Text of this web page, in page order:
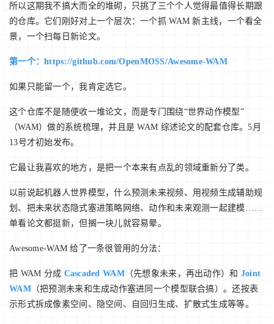
所以这期我不搞大而全的堆砌，只挑了三个个人觉得最值得长期跟
的仓库。它们刚好对上一个层次：一个抓 WAM 新主线，一个看全
景，一个扫每日新论文。
第一个：https://github.com/OpenMOSS/Awesome-WAM
如果只能留一个，我肯定选它。
这个仓库不是随便收一堆论文，而是专门围绕“世界动作模型”
（WAM）做的系统梳理，并且是 WAM 综述论文的配套仓库。5月
13号才初始发布。
它最让我喜欢的地方，是把一个本来有点乱的领域重新分了类。
以前说起机器人世界模型，什么预测未来视频、用视频生成辅助规
划、把未来状态隐式塞进策略网络、动作和未来观测一起建模……
单看论文都挺新，但搁一块儿就容易晕。
Awesome-WAM 给了一条很管用的分法：
把 WAM 分成 Cascaded WAM（先想象未来，再出动作）和 Joint
WAM（把预测未来和生成动作塞进同一个模型联合搞）。还按表
示形式拆成像素空间、隐空间、自回归生成、扩散式生成等等。